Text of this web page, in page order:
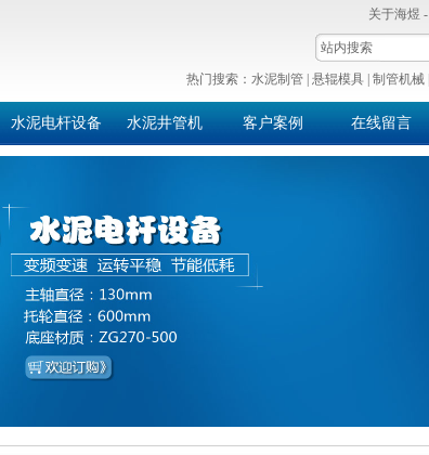
关于海煜 -
热门搜索： 水泥制管 悬辊模具 制管机械
水泥电杆设备 水泥井管机 客户案例 在线留言